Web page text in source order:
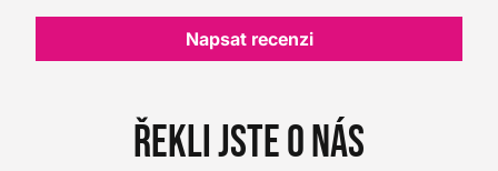
Napsat recenzi
Řekli jste o nás